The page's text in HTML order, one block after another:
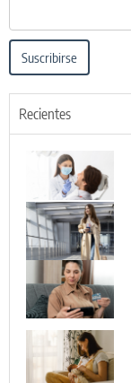
Suscribirse
Recientes